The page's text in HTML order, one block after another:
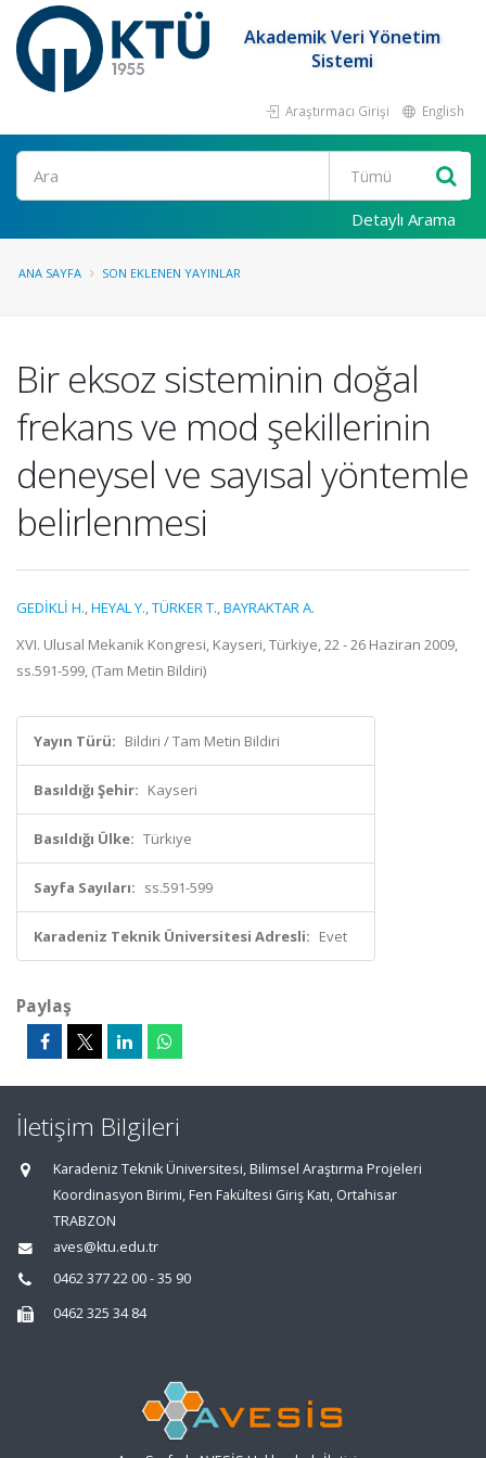
Akademik Veri Yönetim
Sistemi
Araştırmacı Girişi English
Ara
Detaylı Arama
ANA SAYFA SON EKLENEN YAYINLAR
Bir eksoz sisteminin doğal
frekans ve mod şekillerinin
deneysel ve sayısal yöntemle
belirlenmesi
GEDİKLİ H.,HEYAL Y.,TÜRKER T.,BAYRAKTAR A.
XVI. Ulusal Mekanik Kongresi, Kayseri, Türkiye, 22 - 26 Haziran 2009,
ss.591-599, (Tam Metin Bildiri)
Yayın Türü: Bildiri / Tam Metin Bildiri
Basıldığı Şehir: Kayseri
Basıldığı Ülke: Türkiye
Sayfa Sayıları: ss.591-599
Karadeniz Teknik Üniversitesi Adresli: Evet
Paylaş
İletişim Bilgileri
Karadeniz Teknik Üniversitesi, Bilimsel Araştırma Projeleri
Koordinasyon Birimi, Fen Fakültesi Giriş Katı, Ortahisar
TRABZON
aves@ktu.edu.tr
0462 377 22 00 - 35 90
0462 325 34 84